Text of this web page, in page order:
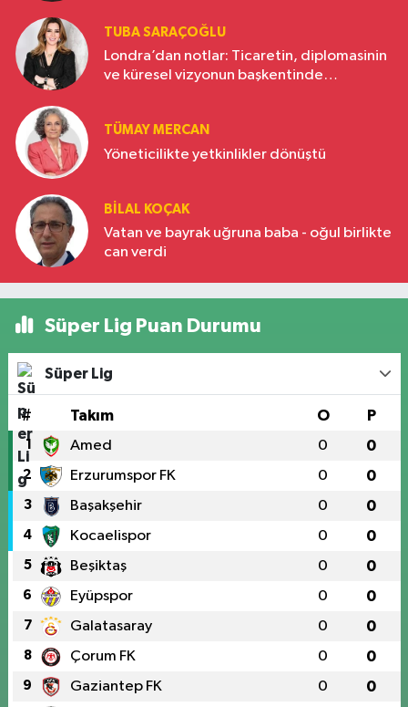
TUBA SARAÇOĞLU
Londra’dan notlar: Ticaretin, diplomasinin
ve küresel vizyonun başkentinde
TÜMAY MERCAN
Yöneticilikte yetkinlikler dönüştü
BILAL KOÇAK
Vatan ve bayrak uğruna baba - oğul birlikte
can verdi
Süper Lig Puan Durumu
Süper Lig
# Takım O P
1 Amed 0 0
2 Erzurumspor FK 0 0
3 Başakşehir 0 0
4 Kocaelispor 0 0
5 Beşiktaş 0 0
6 Eyüpspor 0 0
7 Galatasaray 0 0
8 Çorum FK 0 0
9 Gaziantep FK 0 0